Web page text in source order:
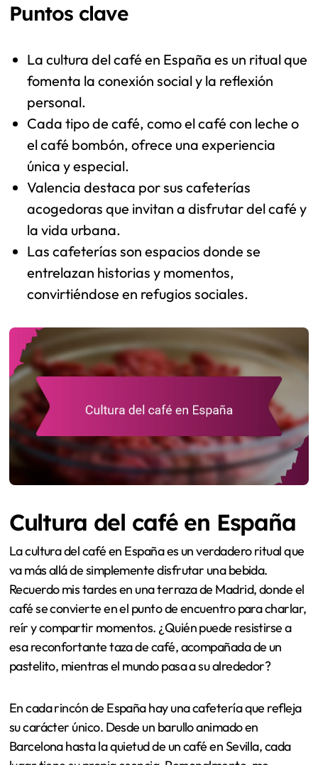
Puntos clave
La cultura del café en España es un ritual que
fomenta la conexión social y la reflexión
personal.
Cada tipo de café, como el café con leche o
el café bombón, ofrece una experiencia
única y especial.
Valencia destaca por sus cafeterías
acogedoras que invitan a disfrutar del café y
la vida urbana.
Las cafeterías son espacios donde se
entrelazan historias y momentos,
convirtiéndose en refugios sociales.
Cultura del café en España
La cultura del café en España es un verdadero ritual que
va más allá de simplemente disfrutar una bebida.
Recuerdo mis tardes en una terraza de Madrid, donde el
café se convierte en el punto de encuentro para charlar,
reír y compartir momentos. ¿Quién puede resistirse a
esa reconfortante taza de café, acompañada de un
pastelito, mientras el mundo pasa a su alrededor?
En cada rincón de España hay una cafetería que refleja
su carácter único. Desde un barullo animado en
Barcelona hasta la quietud de un café en Sevilla, cada